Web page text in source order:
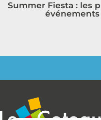
Summer Fiesta : les
événements